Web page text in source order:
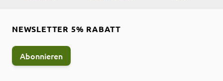
NEWSLETTER 5% RABATT
Abonnieren